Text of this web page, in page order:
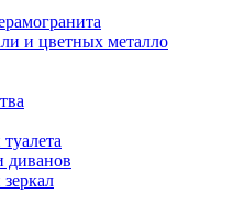
и цветных металло
диванов